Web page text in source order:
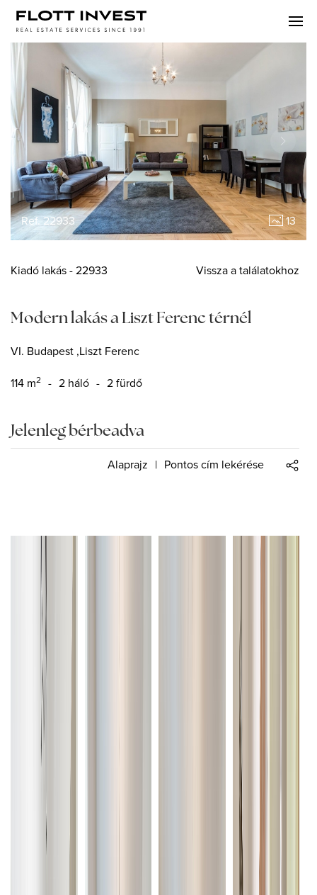
Ref. 22933 13
Kiadó lakás- 22933 Vissza a találatokhoz
Modern lakás a Liszt Ferenc térnél
VI. Budapest ,Liszt Ferenc
114 m2 - 2 háló - 2 fürdő
Jelenleg bérbeadva
Alaprajz | Pontos cím lekérése